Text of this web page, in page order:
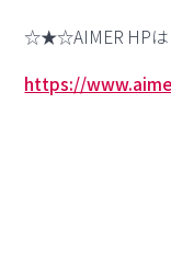
☆★☆AIMER HP
https://